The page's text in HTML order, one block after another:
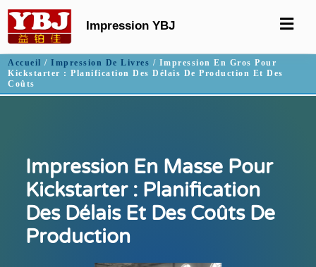
Impression YBJ
Accueil / Impression De Livres / Impression En Gros Pour
Kickstarter : Planification Des Délais De Production Et Des
Coûts
Impression En Masse Pour
Kickstarter : Planification
Des Délais Et Des Coûts De
Production